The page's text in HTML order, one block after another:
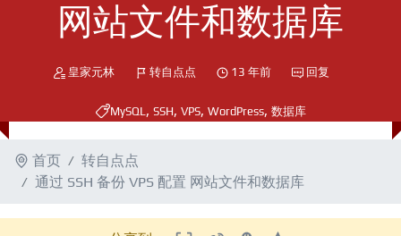
网站文件和数据库
皇家元林 转自点点 13 年前 回复
MySQL, SSH, VPS, WordPress, 数据库
首页
转自点点
通过 SSH 备份 VPS 配置 网站文件和数据库